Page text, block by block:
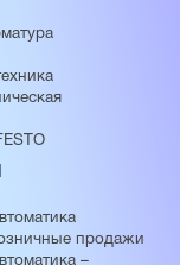
продажи
–